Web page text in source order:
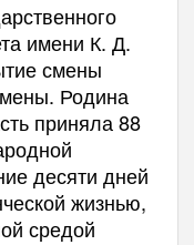
имени К. Д.
смены
Родина
приняла 88
десяти дней
жизнью,
средой